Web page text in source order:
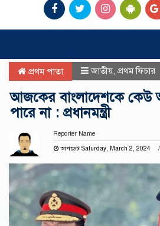
প্রথম পাতা জাতীয় প্রথম ফিচার
আজকের বাংলাদেশকে কেউ
পারে না : প্রধানমন্ত্রী
Reporter Name
আপডেট Saturday, March 2, 2024